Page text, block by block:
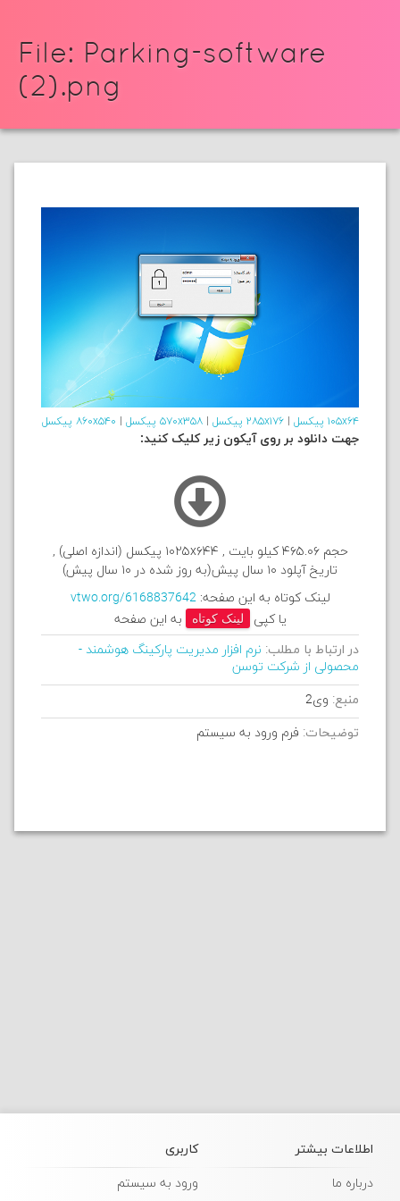
File: Parking-software
(2).png
۱۰۵x۶۴ پیکسل |۲۸۵x۱۷۶ پیکسل |۵۷۰x۳۵۸ پیکسل | ۸۶۰x۵۴۰ پیکسل
جهت دانلود بر روی آیکون زیر کلیک کنید:
حجم ۴۶۵.۰۶ کیلو بایت , ۱۰۲۵x۶۴۴ پیکسل (اندازه اصلی) ,
تاریخ آپلود ۱۰ سال پیش(به روز شده در ۱۰ سال پیش)
لینک کوتاه به این صفحه:vtwo.org/6168837642
یا کپی
لینک کوتاه
به این صفحه
در ارتباط با مطلب: نرم افزار مدیریت پارکینگ هوشمند -
محصولی از شرکت توسن
منبع: وی2
توضیحات: فرم ورود به سیستم
اطلاعات بیشتر
درباره ما
کاربری
ورود به سیستم